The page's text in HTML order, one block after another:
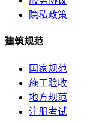
隐私政策
建筑规范
国家规范
施工验收
地方规范
注册考试